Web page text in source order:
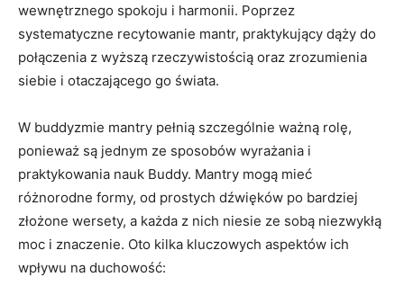
wewnętrznego spokoju i harmonii. Poprzez
systematyczne recytowanie mantr, praktykujący dąży do
połączenia z wyższą rzeczywistością oraz zrozumienia
siebie i otaczającego go‍ świata.
W buddyzmie mantry pełnią szczególnie ważną rolę,
ponieważ są jednym ze sposobów wyrażania i
praktykowania nauk ​Buddy. Mantry mogą mieć
różnorodne formy, od prostych dźwięków po bardziej​
złożone wersety, a każda z⁤ nich niesie ze‌ sobą niezwykłą
moc i znaczenie. Oto kilka kluczowych aspektów ich
wpływu na duchowość: